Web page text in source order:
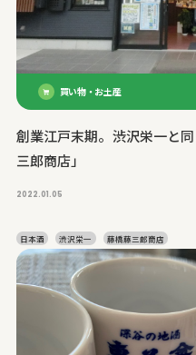
買い物・お土産
創業江戸末期。渋沢栄一と
三郎商店」
2022.01.05
日本酒 渋沢栄一 藤橋藤三郎商店